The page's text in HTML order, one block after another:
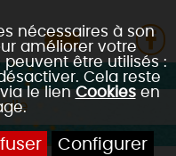
nécessaires à son
améliorer votre
peuvent être utilisés :
Cela reste
le lienCookiesen
Configurer